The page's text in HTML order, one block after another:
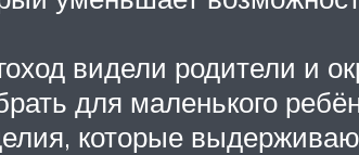
видели родители и
для маленького
которые